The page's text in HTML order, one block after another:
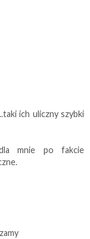
ich uliczny szybki
dla mnie po fakcie